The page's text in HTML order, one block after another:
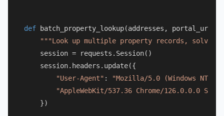
def batch_property_lookup(addresses, portal_url,
"""Look up multiple property records, solving
    session = requests.Session()
    session.headers.update({
"User-Agent" :
"Mozilla/5.0 (Windows NT
"AppleWebKit/537.36 Chrome/126.0.0.0
    })